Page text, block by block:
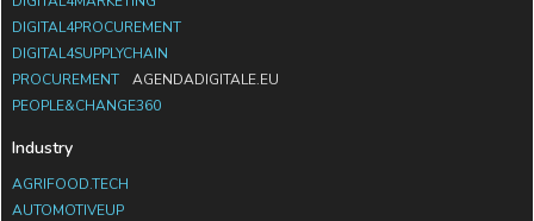
DIGITAL4PROCUREMENT
DIGITAL4SUPPLYCHAIN
PROCUREMENT
AGENDADIGITALE.EU
PEOPLE&CHANGE360
Industry
AGRIFOOD.TECH
AUTOMOTIVEUP